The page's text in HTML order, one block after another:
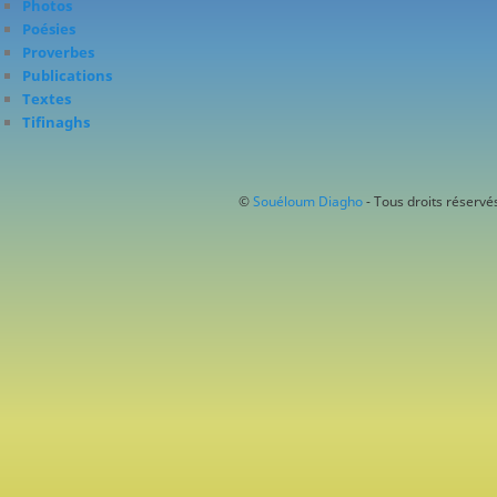
Photos
Poésies
Proverbes
Publications
Textes
Tifinaghs
© Souéloum Diagho- Tous droits